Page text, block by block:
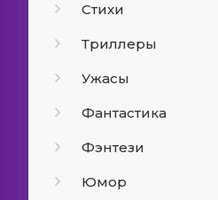
Стихи
Триллеры
Ужасы
Фантастика
Фэнтези
Юмор